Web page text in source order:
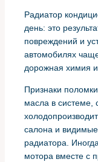
Радиатор
день: это
повреждений и
автомобилях
дорожная химия
Признаки
масла в системе,
салона и
радиатора.
мотора вместе с